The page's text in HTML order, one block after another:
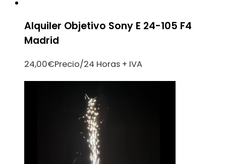
Alquiler Objetivo Sony E 24-105 F4
Madrid
24,00€Precio/24 Horas + IVA